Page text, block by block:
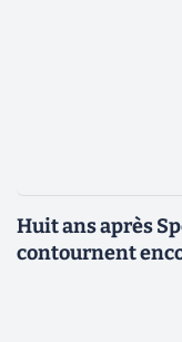
Huit ans après
contournent